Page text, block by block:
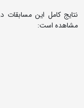
مشاهده است: